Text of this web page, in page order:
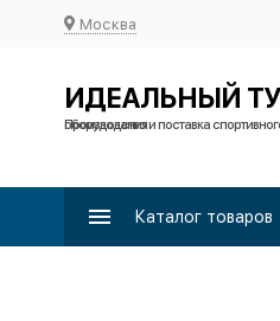
Москва
ИДЕАЛЬНЫЙ
Производство и поставка спортивного оборудования
Каталог товаров